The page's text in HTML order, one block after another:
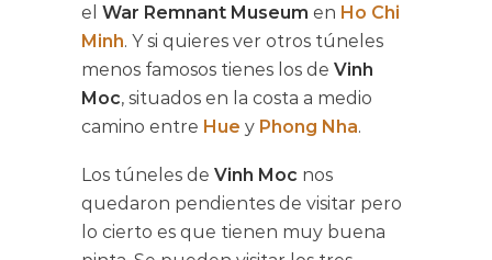
el War Remnant Museum en Ho Chi
Minh. Y si quieres ver otros túneles
menos famosos tienes los de Vinh
Moc, situados en la costa a medio
camino entre Hue y Phong Nha.
Los túneles de Vinh Moc nos
quedaron pendientes de visitar pero
lo cierto es que tienen muy buena